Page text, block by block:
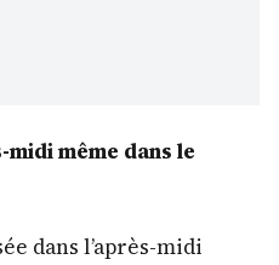
midi même dans le
dans l’après-midi